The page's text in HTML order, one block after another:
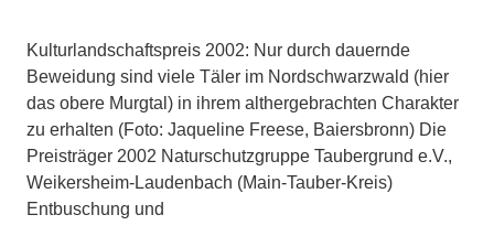
Kulturlandschaftspreis 2002: Nur durch dauernde
Beweidung sind viele Täler im Nordschwarzwald (hier
das obere Murgtal) in ihrem althergebrachten Charakter
zu erhalten (Foto: Jaqueline Freese, Baiersbronn) Die
Preisträger 2002 Naturschutzgruppe Taubergrund e.V.,
Weikersheim-Laudenbach (Main-Tauber-Kreis)
Entbuschung und